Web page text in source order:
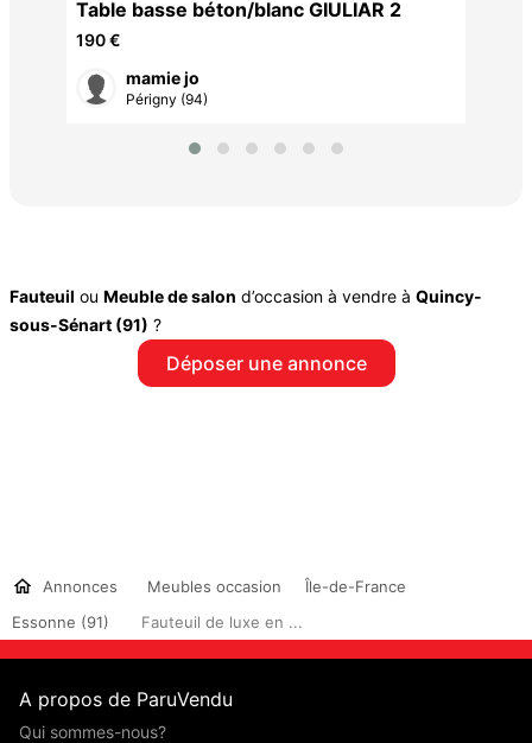
Table basse béton/blanc GIULIAR 2
190 €
mamie jo
Périgny (94)
Fauteuil ou Meuble de salon d’occasion à vendre à Quincy-
sous-Sénart (91) ?
Déposer une annonce
Annonces Meubles occasion
Île-de-France
Essonne (91)
Fauteuil de luxe en ...
A propos de ParuVendu
Qui sommes-nous?